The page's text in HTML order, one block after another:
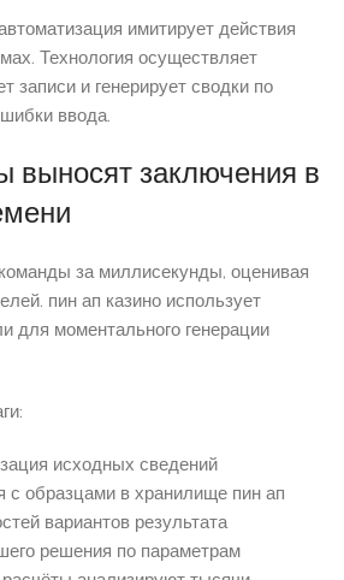
имитирует действия
Технология осуществляет
записи и генерирует сводки по
ввода.
выносят заключения в
за миллисекунды, оценивая
пин ап казино использует
для моментального генерации
исходных сведений
с образцами в хранилище пин ап
вариантов результата
решения по параметрам